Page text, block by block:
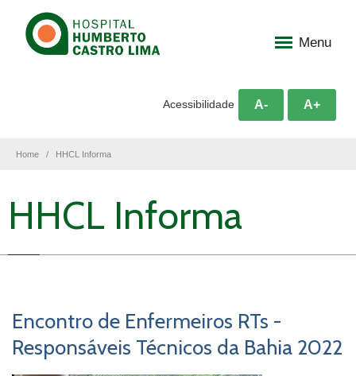
Menu
Acessibilidade A- A+
Home HHCL Informa
HHCL Informa
Encontro de Enfermeiros RTs -
Responsáveis Técnicos da Bahia 2022